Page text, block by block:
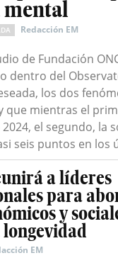
mental
Redacción EM
de Fundación
dentro del
los dos
que mientras el
el segundo, la
seis puntos en los
a líderes
para
y
EM